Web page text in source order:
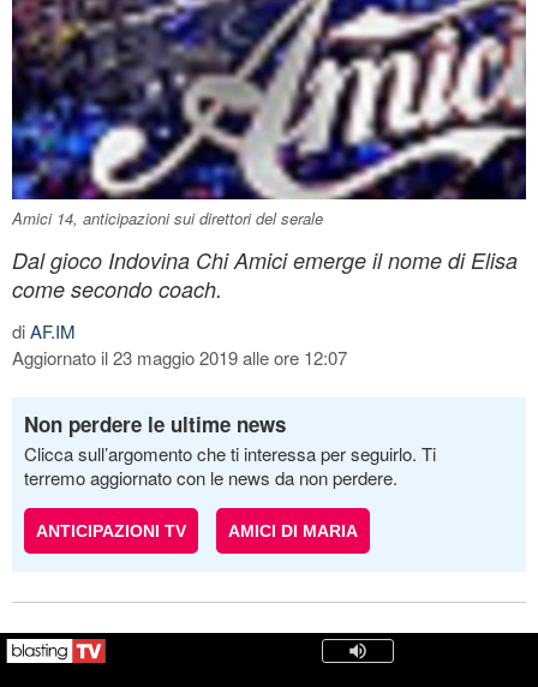
Amici 14, anticipazioni sui direttori del serale
Dal gioco Indovina Chi Amici emerge il nome di Elisa
come secondo coach.
diAF.IM
Aggiornato il 23 maggio 2019 alle ore 12:07
Non perdere le ultime news
Clicca sull’argomento che ti interessa per seguirlo. Ti
terremo aggiornato con le news da non perdere.
ANTICIPAZIONI TV AMICI DI MARIA